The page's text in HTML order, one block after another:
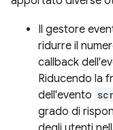
Il gestore
ridurre il
callback
Riducendo la
dell'evento
grado di